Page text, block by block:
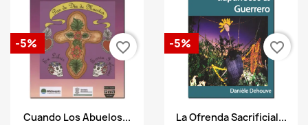
Vista rápida
Cuando Los Abuelos...
-5% favorite_border
Vista rápida
La Ofrenda Sacrificial...
-5% favorite_border